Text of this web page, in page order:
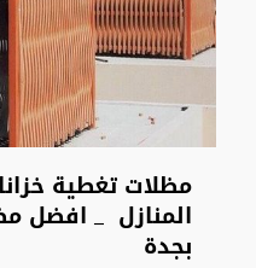
مظلات تغطية
المنازل _ افضل
بجدة